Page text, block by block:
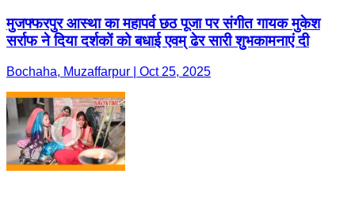
मुजफ्फरपुर आस्था का महापर्व छठ पूजा पर संगीत गायक मुकेश
सर्राफ ने दिया दर्शकों को बधाई एवम् ढेर सारी शुभकामनाएं दी
Bochaha, Muzaffarpur | Oct 25, 2025